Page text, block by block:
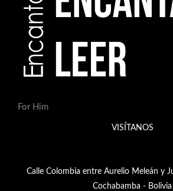
For Him
VISÍTANOS
Calle Colombia entre Aurelio Meleán y
Cochabamba - Bolivia